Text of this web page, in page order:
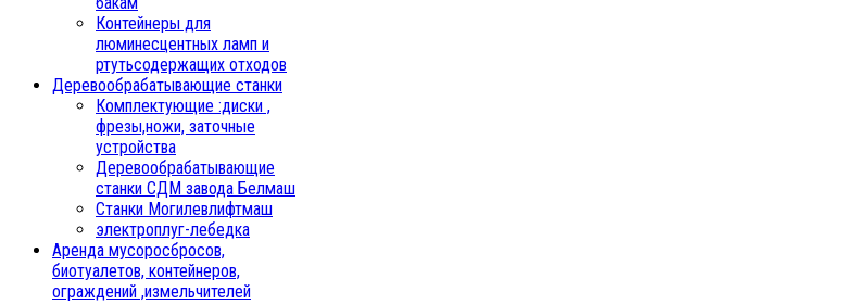
Контейнеры для
люминесцентных ламп и
ртутьсодержащих отходов
Деревообрабатывающие станки
Комплектующие :диски ,
фрезы,ножи, заточные
устройства
Деревообрабатывающие
станки СДМ завода Белмаш
Станки Могилевлифтмаш
электроплуг-лебедка
Аренда мусоросбросов,
биотуалетов, контейнеров,
ограждений ,измельчителей